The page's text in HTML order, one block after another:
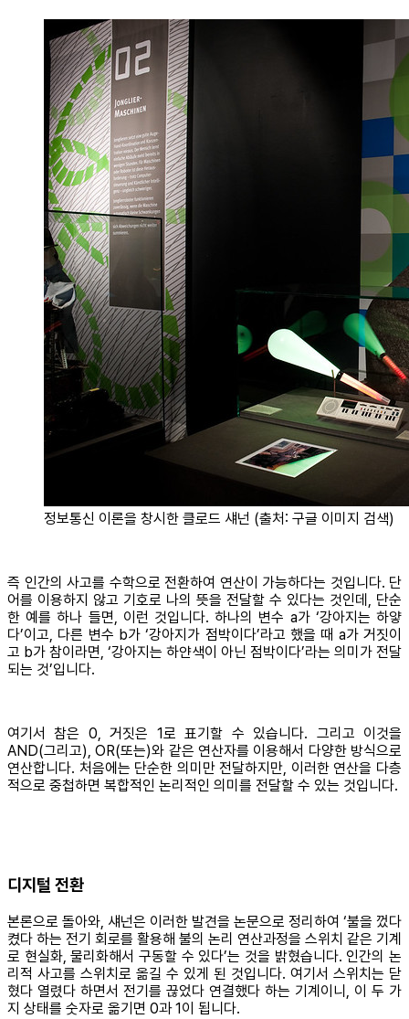
정보통신 이론을 창시한 클로드 섀넌 (출처: 구글 이미지 검색)
즉 인간의 사고를 수학으로 전환하여 연산이 가능하다는 것입니다. 단
어를 이용하지 않고 기호로 나의 뜻을 전달할 수 있다는 것인데, 단순
한 예를 하나 들면, 이런 것입니다. 하나의 변수 a가 ‘강아지는 하얗
다’이고, 다른 변수 b가 ‘강아지가 점박이다’라고 했을 때 a가 거짓이
고 b가 참이라면, ‘강아지는 하얀색이 아닌 점박이다’라는 의미가 전달
되는 것’입니다.
여기서 참은 0, 거짓은 1로 표기할 수 있습니다. 그리고 이것을
AND(그리고), OR(또는)와 같은 연산자를 이용해서 다양한 방식으로
연산합니다. 처음에는 단순한 의미만 전달하지만, 이러한 연산을 다층
적으로 중첩하면 복합적인 논리적인 의미를 전달할 수 있는 것입니다.
디지털 전환
본론으로 돌아와, 섀넌은 이러한 발견을 논문으로 정리하여 ‘불을 껐다
켰다 하는 전기 회로를 활용해 불의 논리 연산과정을 스위치 같은 기계
로 현실화, 물리화해서 구동할 수 있다’는 것을 밝혔습니다. 인간의 논
리적 사고를 스위치로 옮길 수 있게 된 것입니다. 여기서 스위치는 닫
혔다 열렸다 하면서 전기를 끊었다 연결했다 하는 기계이니, 이 두 가
지 상태를 숫자로 옮기면 0과 1이 됩니다.